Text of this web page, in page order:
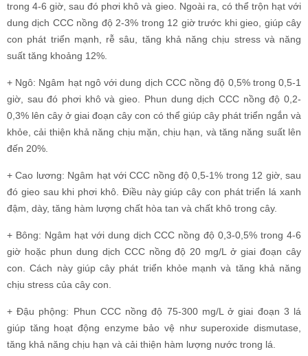
trong 4-6 giờ, sau đó phơi khô và gieo. Ngoài ra, có thể trộn hạt với
dung dịch CCC nồng độ 2-3% trong 12 giờ trước khi gieo, giúp cây
con phát triển mạnh, rễ sâu, tăng khả năng chịu stress và năng
suất tăng khoảng 12%.
+ Ngô: Ngâm hạt ngô với dung dịch CCC nồng độ 0,5% trong 0,5-1
giờ, sau đó phơi khô và gieo. Phun dung dịch CCC nồng độ 0,2-
0,3% lên cây ở giai đoạn cây con có thể giúp cây phát triển ngắn và
khỏe, cải thiện khả năng chịu mặn, chịu hạn, và tăng năng suất lên
đến 20%.
+ Cao lương: Ngâm hạt với CCC nồng độ 0,5-1% trong 12 giờ, sau
đó gieo sau khi phơi khô. Điều này giúp cây con phát triển lá xanh
đậm, dày, tăng hàm lượng chất hòa tan và chất khô trong cây.
+ Bông: Ngâm hạt với dung dịch CCC nồng độ 0,3-0,5% trong 4-6
giờ hoặc phun dung dịch CCC nồng độ 20 mg/L ở giai đoạn cây
con. Cách này giúp cây phát triển khỏe mạnh và tăng khả năng
chịu stress của cây con.
+ Đậu phộng: Phun CCC nồng độ 75-300 mg/L ở giai đoạn 3 lá
giúp tăng hoạt động enzyme bảo vệ như superoxide dismutase,
tăng khả năng chịu hạn và cải thiện hàm lượng nước trong lá.